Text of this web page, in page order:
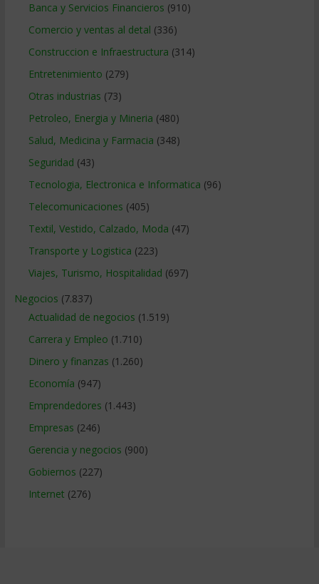
Banca y Servicios Financieros (910)
Comercio y ventas al detal (336)
Construccion e Infraestructura (314)
Entretenimiento (279)
Otras industrias (73)
Petroleo, Energia y Mineria (480)
Salud, Medicina y Farmacia (348)
Seguridad (43)
Tecnologia, Electronica e Informatica (96)
Telecomunicaciones (405)
Textil, Vestido, Calzado, Moda (47)
Transporte y Logistica (223)
Viajes, Turismo, Hospitalidad (697)
Negocios (7.837)
Actualidad de negocios (1.519)
Carrera y Empleo (1.710)
Dinero y finanzas (1.260)
Economía (947)
Emprendedores (1.443)
Empresas (246)
Gerencia y negocios (900)
Gobiernos (227)
Internet (276)